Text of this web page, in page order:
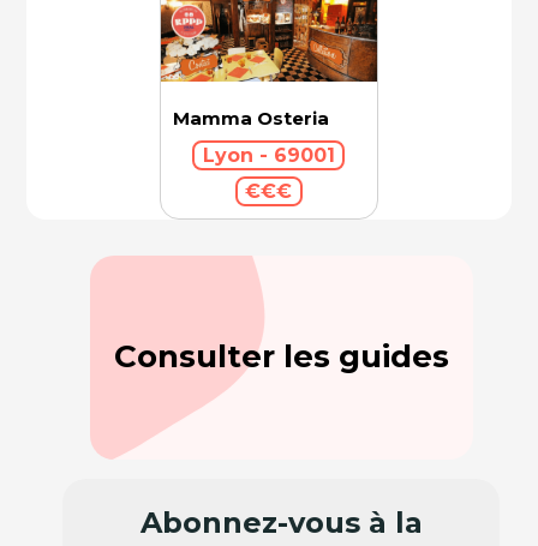
Mamma Osteria
Lyon - 69001
€€€
Consulter les guides
Abonnez-vous à la